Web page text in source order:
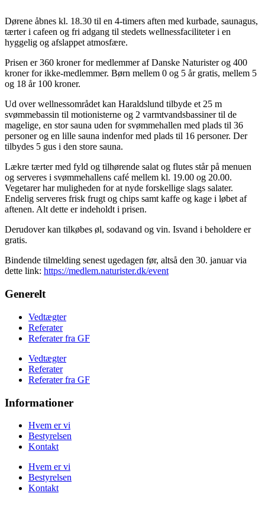
Dørene åbnes kl. 18.30 til en 4-timers aften med kurbade, saunagus,
tærter i cafeen og fri adgang til stedets wellnessfaciliteter i en
hyggelig og afslappet atmosfære.
Prisen er 360 kroner for medlemmer af Danske Naturister og 400
kroner for ikke-medlemmer. Børn mellem 0 og 5 år gratis, mellem 5
og 18 år 100 kroner.
Ud over wellnessområdet kan Haraldslund tilbyde et 25 m
svømmebassin til motionisterne og 2 varmtvandsbassiner til de
magelige, en stor sauna uden for svømmehallen med plads til 36
personer og en lille sauna indenfor med plads til 16 personer. Der
tilbydes 5 gus i den store sauna.
Lækre tærter med fyld og tilhørende salat og flutes står på menuen
og serveres i svømmehallens café mellem kl. 19.00 og 20.00.
Vegetarer har muligheden for at nyde forskellige slags salater.
Endelig serveres frisk frugt og chips samt kaffe og kage i løbet af
aftenen. Alt dette er indeholdt i prisen.
Derudover kan tilkøbes øl, sodavand og vin. Isvand i beholdere er
gratis.
Bindende tilmelding senest ugedagen før, altså den 30. januar via
dette link: https://medlem.naturister.dk/event
Generelt
Vedtægter
Referater
Referater fra GF
Vedtægter
Referater
Referater fra GF
Informationer
Hvem er vi
Bestyrelsen
Kontakt
Hvem er vi
Bestyrelsen
Kontakt